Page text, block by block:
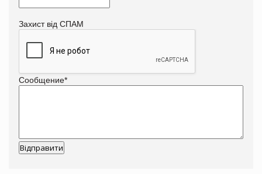
Захист від СПАМ
Сообщение*